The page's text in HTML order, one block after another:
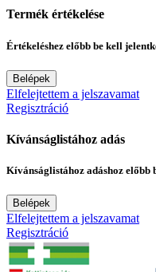
Termék értékelése
Értékeléshez előbb be kell
Belépek
Elfelejtettem a jelszavamat
Regisztráció
Kívánságlistához adás
Kívánságlistához adáshoz előbb
Belépek
Elfelejtettem a jelszavamat
Regisztráció